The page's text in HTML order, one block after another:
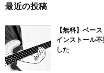
最近の投稿
【無料】ベー
インストール
した